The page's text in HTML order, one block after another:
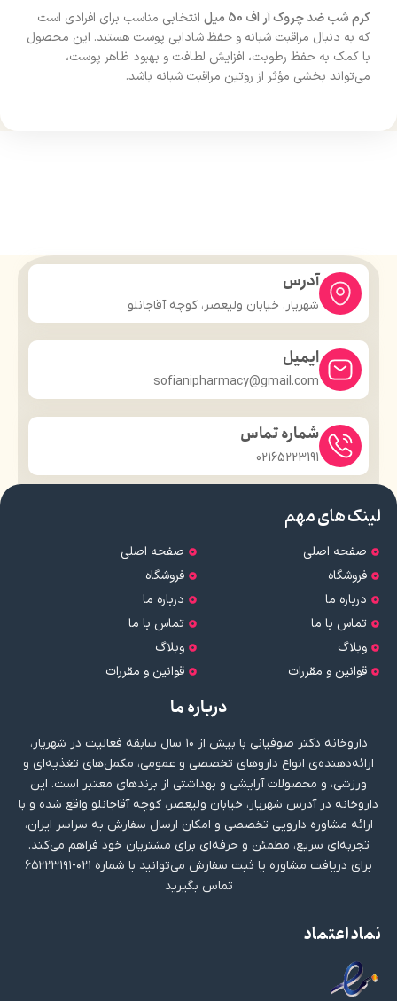
کرم شب ضد چروک آر اف 50 میل
انتخابی مناسب برای افرادی است
که به دنبال مراقبت شبانه و حفظ شادابی پوست هستند. این محصول
با کمک به حفظ رطوبت، افزایش لطافت و بهبود ظاهر پوست،
می‌تواند بخشی مؤثر از روتین مراقبت شبانه باشد.
آدرس
شهریار، خیابان ولیعصر، کوچه آقاجانلو
ایمیل
sofianipharmacy@gmail.com
شماره تماس
02165223191
لینک های مهم
صفحه اصلی
فروشگاه
درباره ما
تماس با ما
وبلاگ
قوانین و مقررات
صفحه اصلی
فروشگاه
درباره ما
تماس با ما
وبلاگ
قوانین و مقررات
درباره ما
داروخانه دکتر صوفیانی با بیش از ۱۰ سال سابقه فعالیت در شهریار،
ارائه‌دهنده‌ی انواع داروهای تخصصی و عمومی، مکمل‌های تغذیه‌ای و
ورزشی، و محصولات آرایشی و بهداشتی از برندهای معتبر است. این
داروخانه در آدرس شهریار، خیابان ولیعصر، کوچه آقاجانلو واقع شده و با
ارائه مشاوره دارویی تخصصی و امکان ارسال سفارش به سراسر ایران،
تجربه‌ای سریع، مطمئن و حرفه‌ای برای مشتریان خود فراهم می‌کند.
برای دریافت مشاوره یا ثبت سفارش می‌توانید با شماره ۰۲۱-۶۵۲۲۳۱۹۱
تماس بگیرید
نماد اعتماد